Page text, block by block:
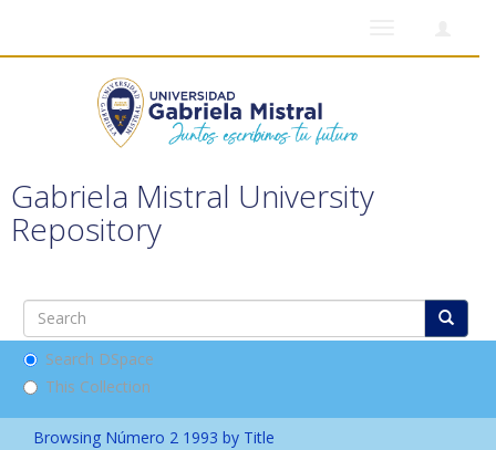
Gabriela Mistral University
Repository
Search DSpace
This Collection
Browsing Número 2 1993 by Title